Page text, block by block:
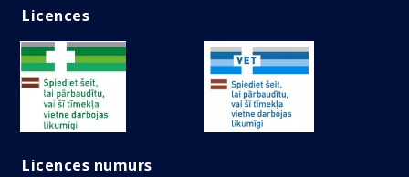
Licences
Licences numurs